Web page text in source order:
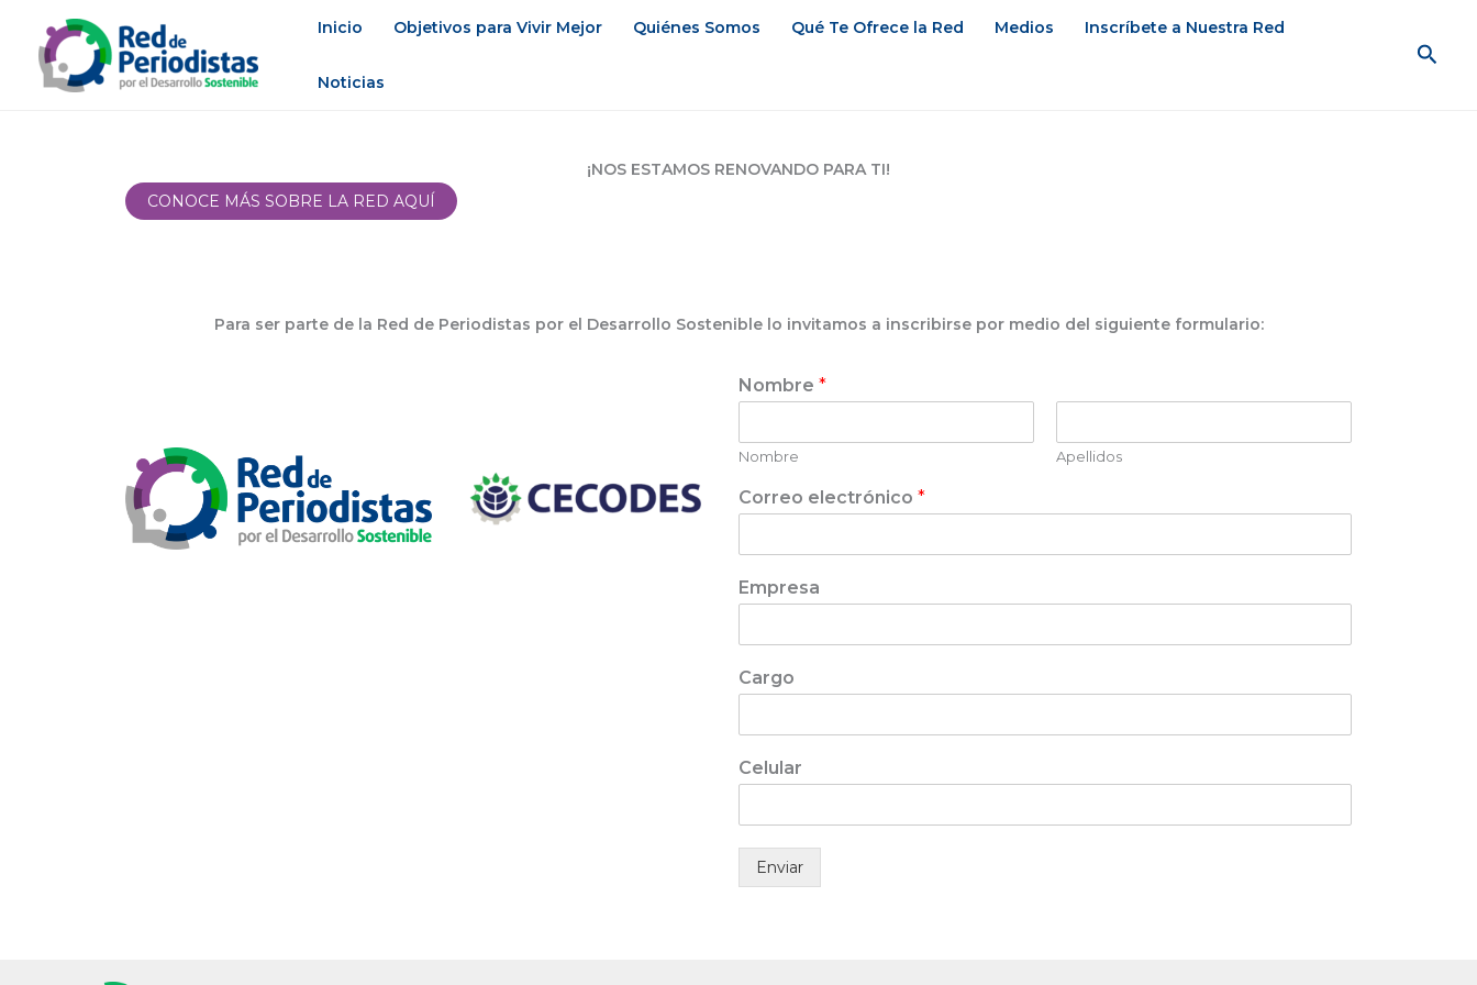
contenido
Inicio Objetivos para Vivir Mejor Quiénes Somos Qué Te Ofrece la Red Medios Inscríbete a Nuestra Red
Noticias
¡NOS ESTAMOS RENOVANDO PARA TI!
CONOCE MÁS SOBRE LA RED AQUÍ
Para ser parte de la Red de Periodistas por el Desarrollo Sostenible lo invitamos a inscribirse por medio del siguiente formulario:
Nombre *
Nombre Apellidos
Correo electrónico *
Empresa
Cargo
Celular
Enviar